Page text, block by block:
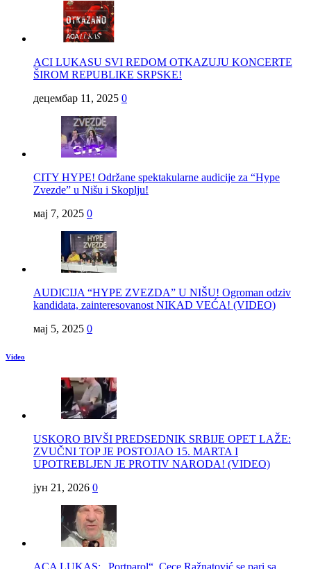
ACI LUKASU SVI REDOM OTKAZUJU KONCERTE
ŠIROM REPUBLIKE SRPSKE!
децембар 11, 2025 0
CITY HYPE! Održane spektakularne audicije za “Hype
Zvezde” u Nišu i Skoplju!
мај 7, 2025 0
AUDICIJA “HYPE ZVEZDA” U NIŠU! Ogroman odziv
kandidata, zainteresovanost NIKAD VEĆA! (VIDEO)
мај 5, 2025 0
Video
USKORO BIVŠI PREDSEDNIK SRBIJE OPET LAŽE:
ZVUČNI TOP JE POSTOJAO 15. MARTA I
UPOTREBLJEN JE PROTIV NARODA! (VIDEO)
јун 21, 2026 0